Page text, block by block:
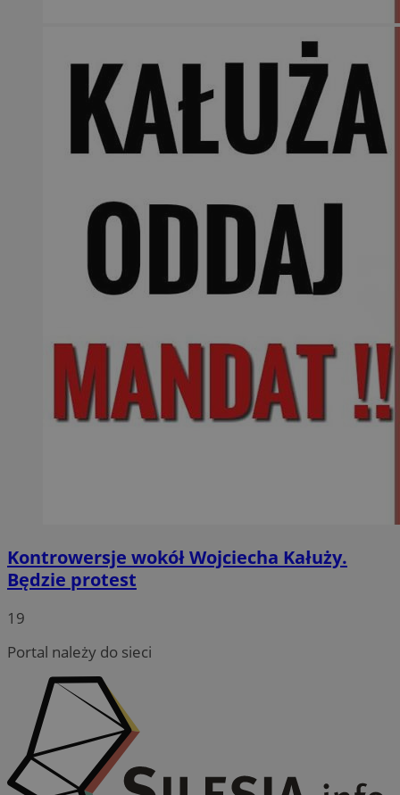
Kontrowersje wokół Wojciecha Kałuży.
Będzie protest
19
Portal należy do sieci